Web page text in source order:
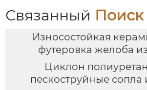
Связанный Поиск
Износостойкая
футеровка желоба
Циклон
пескоструйные сопла